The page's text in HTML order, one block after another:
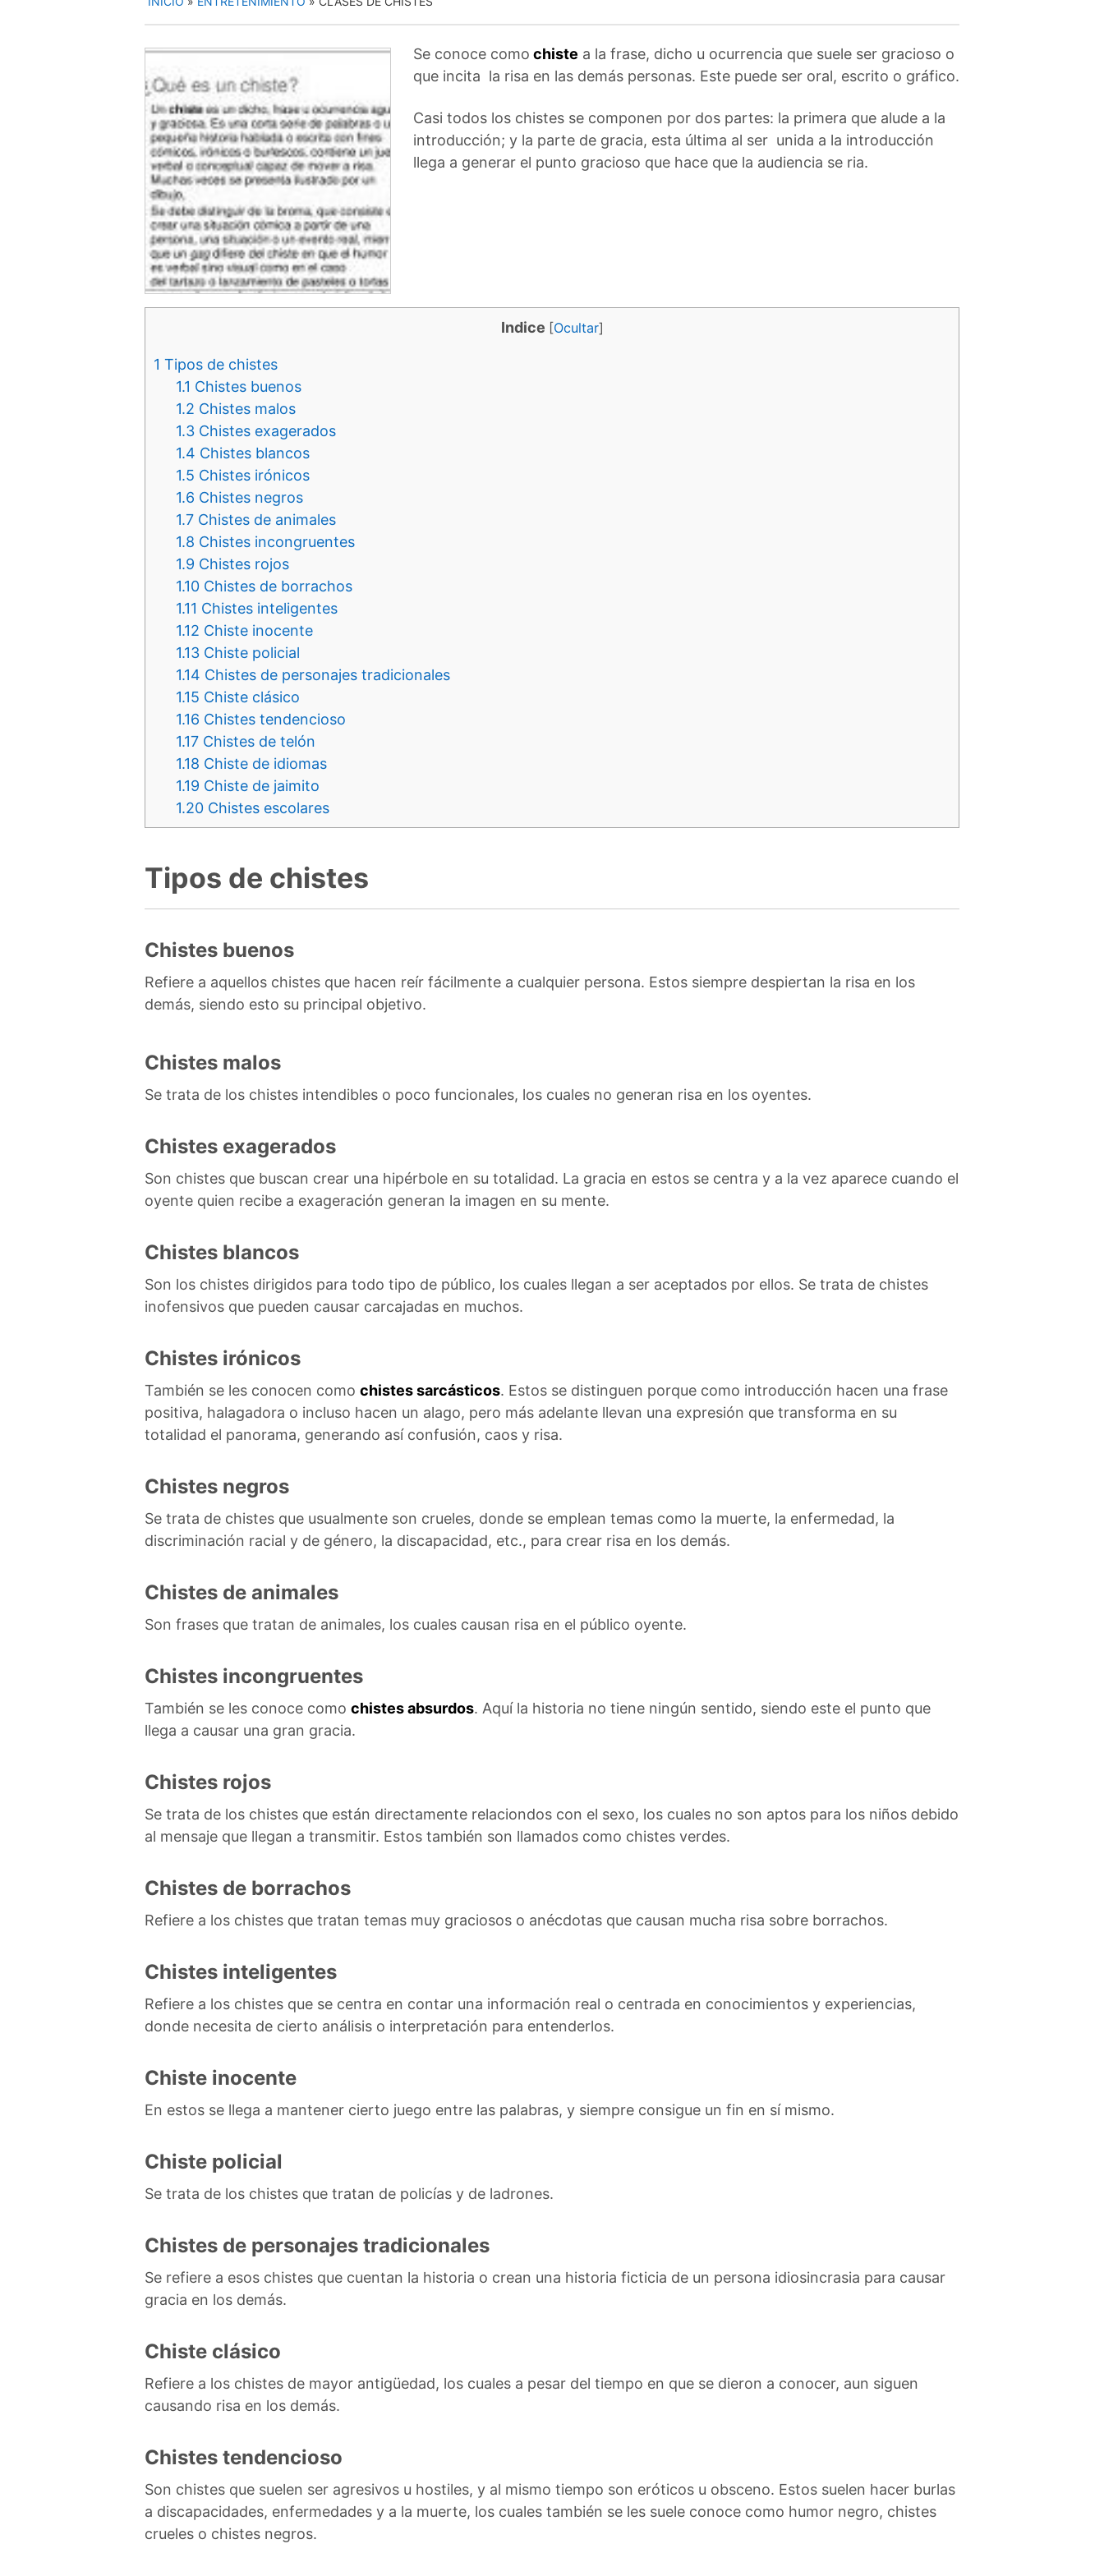
Se conoce como chiste a la frase, dicho u ocurrencia que suele ser gracioso o
que incita la risa en las demás personas. Este puede ser oral, escrito o gráfico.
Casi todos los chistes se componen por dos partes: la primera que alude a la
introducción; y la parte de gracia, esta última al ser unida a la introducción
llega a generar el punto gracioso que hace que la audiencia se ria.
Indice [Ocultar]
1 Tipos de chistes
1.1 Chistes buenos
1.2 Chistes malos
1.3 Chistes exagerados
1.4 Chistes blancos
1.5 Chistes irónicos
1.6 Chistes negros
1.7 Chistes de animales
1.8 Chistes incongruentes
1.9 Chistes rojos
1.10 Chistes de borrachos
1.11 Chistes inteligentes
1.12 Chiste inocente
1.13 Chiste policial
1.14 Chistes de personajes tradicionales
1.15 Chiste clásico
1.16 Chistes tendencioso
1.17 Chistes de telón
1.18 Chiste de idiomas
1.19 Chiste de jaimito
1.20 Chistes escolares
Tipos de chistes
Chistes buenos
Refiere a aquellos chistes que hacen reír fácilmente a cualquier persona. Estos siempre despiertan la risa en los
demás, siendo esto su principal objetivo.
Chistes malos
Se trata de los chistes intendibles o poco funcionales, los cuales no generan risa en los oyentes.
Chistes exagerados
Son chistes que buscan crear una hipérbole en su totalidad. La gracia en estos se centra y a la vez aparece cuando el
oyente quien recibe a exageración generan la imagen en su mente.
Chistes blancos
Son los chistes dirigidos para todo tipo de público, los cuales llegan a ser aceptados por ellos. Se trata de chistes
inofensivos que pueden causar carcajadas en muchos.
Chistes irónicos
También se les conocen como chistes sarcásticos. Estos se distinguen porque como introducción hacen una frase
positiva, halagadora o incluso hacen un alago, pero más adelante llevan una expresión que transforma en su
totalidad el panorama, generando así confusión, caos y risa.
Chistes negros
Se trata de chistes que usualmente son crueles, donde se emplean temas como la muerte, la enfermedad, la
discriminación racial y de género, la discapacidad, etc., para crear risa en los demás.
Chistes de animales
Son frases que tratan de animales, los cuales causan risa en el público oyente.
Chistes incongruentes
También se les conoce como chistes absurdos. Aquí la historia no tiene ningún sentido, siendo este el punto que
llega a causar una gran gracia.
Chistes rojos
Se trata de los chistes que están directamente relaciondos con el sexo, los cuales no son aptos para los niños debido
al mensaje que llegan a transmitir. Estos también son llamados como chistes verdes.
Chistes de borrachos
Refiere a los chistes que tratan temas muy graciosos o anécdotas que causan mucha risa sobre borrachos.
Chistes inteligentes
Refiere a los chistes que se centra en contar una información real o centrada en conocimientos y experiencias,
donde necesita de cierto análisis o interpretación para entenderlos.
Chiste inocente
En estos se llega a mantener cierto juego entre las palabras, y siempre consigue un fin en sí mismo.
Chiste policial
Se trata de los chistes que tratan de policías y de ladrones.
Chistes de personajes tradicionales
Se refiere a esos chistes que cuentan la historia o crean una historia ficticia de un persona idiosincrasia para causar
gracia en los demás.
Chiste clásico
Refiere a los chistes de mayor antigüedad, los cuales a pesar del tiempo en que se dieron a conocer, aun siguen
causando risa en los demás.
Chistes tendencioso
Son chistes que suelen ser agresivos u hostiles, y al mismo tiempo son eróticos u obsceno. Estos suelen hacer burlas
a discapacidades, enfermedades y a la muerte, los cuales también se les suele conoce como humor negro, chistes
crueles o chistes negros.